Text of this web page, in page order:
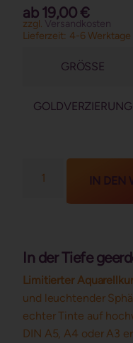
ab 19,00€
zzgl. Versandkosten
Lieferzeit: 4-6 Werktage
GRÖSSE
GOLDVERZIERUNG
IN DEN
In der Tiefe
Limitierter
und leuchtender
echter Tinte auf
DIN A5, A4 oder A3